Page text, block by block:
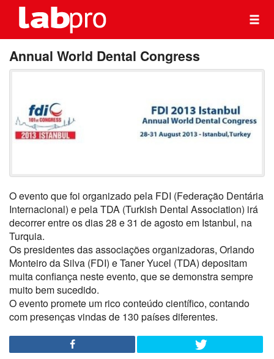
Annual World Dental Congress
O evento que foi organizado pela FDI (Federação Dentária
Internacional) e pela TDA (Turkish Dental Association) irá
decorrer entre os dias 28 e 31 de agosto em Istanbul, na
Turquia.
Os presidentes das associações organizadoras, Orlando
Monteiro da Silva (FDI) e Taner Yucel (TDA) depositam
muita confiança neste evento, que se demonstra sempre
muito bem sucedido.
O evento promete um rico conteúdo científico, contando
com presenças vindas de 130 países diferentes.